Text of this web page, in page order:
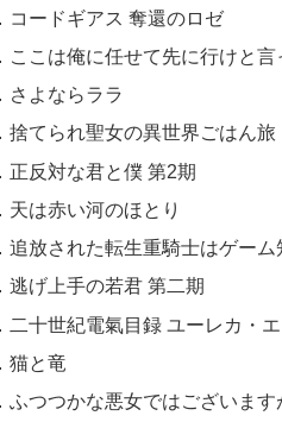
コードギアス 奪還のロゼ
ここは俺に任せて先に行けと
さよならララ
捨てられ聖女の異世界ごはん旅
正反対な君と僕 第2期
天は赤い河のほとり
追放された転生重騎士はゲーム
逃げ上手の若君 第二期
二十世紀電氣目録 ユーレカ・
猫と竜
ふつつかな悪女ではございます